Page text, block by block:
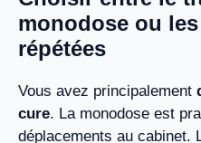
monodose ou
répétées
Vous avez principalement
cure. La monodose est
déplacements au cabinet.